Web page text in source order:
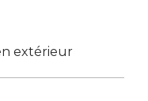
extérieur